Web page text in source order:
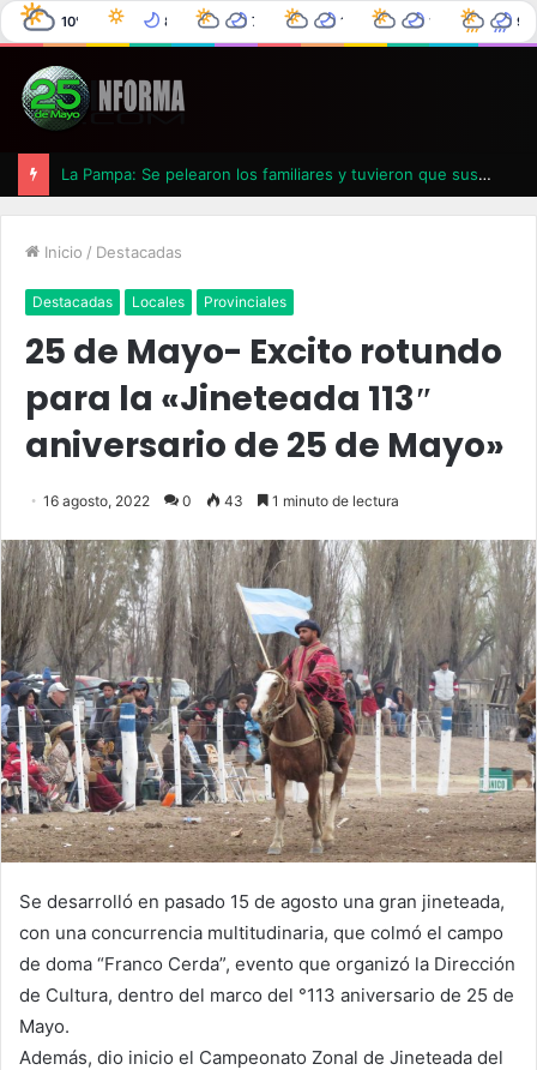
10°C 25 de Mayo 8°C 2°C 0% 7°C 0°C 0% 11°C 4°C 0% 12°C 6°C 0%
La Pampa: Se pelearon los familiares y tuvieron que suspender un velatorio
Inicio / Destacadas
Destacadas Locales Provinciales
25 de Mayo- Excito rotundo
para la «Jineteada 113″
aniversario de 25 de Mayo»
16 agosto, 2022 0 43 1 minuto de lectura
Se desarrolló en pasado 15 de agosto una gran jineteada,
con una concurrencia multitudinaria, que colmó el campo
de doma “Franco Cerda”, evento que organizó la Dirección
de Cultura, dentro del marco del °113 aniversario de 25 de
Mayo.
Además, dio inicio el Campeonato Zonal de Jineteada del